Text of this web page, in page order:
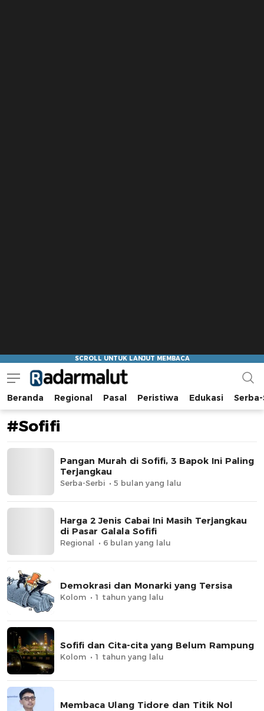
Radar Malut
Bacaan Nyindir
Beranda Regional Pasal Peristiwa Edukasi
#Sofifi
Pangan Murah di Sofifi, 3 Bapok Ini Paling
Terjangkau
Serba-Serbi 5 bulan yang lalu
Harga 2 Jenis Cabai Ini Masih Terjangkau
di Pasar Galala Sofifi
Regional 6 bulan yang lalu
Demokrasi dan Monarki yang Tersisa
Kolom 1 tahun yang lalu
Sofifi dan Cita-cita yang Belum Rampung
Kolom 1 tahun yang lalu
Membaca Ulang Tidore dan Titik Nol